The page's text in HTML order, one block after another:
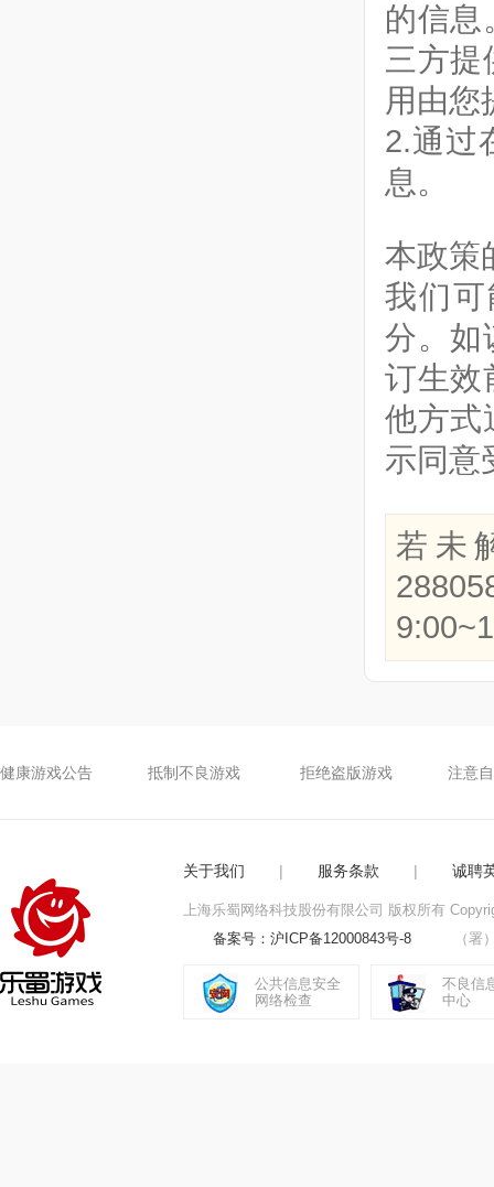
的信息
三方提
用由您
2.通过
息。
本政策
我们
分。如
订生效
他方式
示同意
若未
健康游戏公告 抵制不良游戏 拒绝盗版游戏 注意
关于我们 | 服务条款 | 诚聘
上海乐蜀网络科技股份有限公司 版权所有
备案号：沪ICP备12000843号-8
（署
公共信息安全
网络检查
不良信
中心